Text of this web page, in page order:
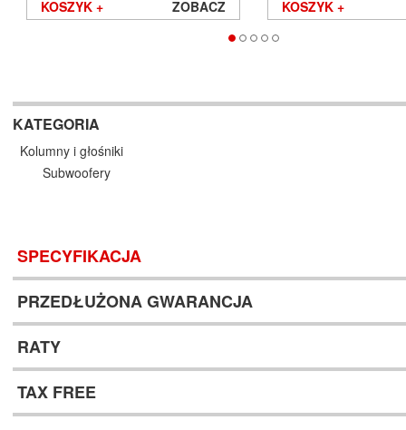
KOSZYK + ZOBACZ KOSZYK +
KATEGORIA
Kolumny i głośniki
Subwoofery
SPECYFIKACJA
PRZEDŁUŻONA GWARANCJA
RATY
TAX FREE